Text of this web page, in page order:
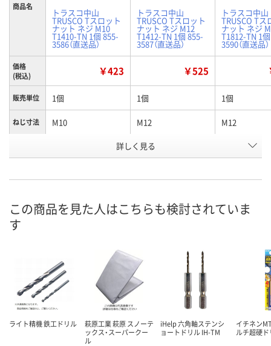
商品名
トラスコ中山
TRUSCO Tスロット
ナット ネジ M10
T1410-TN 1個 855-
3586（直送品）
トラスコ中山
TRUSCO Tスロット
ナット ネジ M12
T1412-TN 1個 855-
3587（直送品）
トラスコ中山
TRUSCO Tス
ナット ネジ
T1812-TN 1
3590（直送品）
価格
(税込)
￥423 ￥525
販売単位 1個 1個 1個
ねじ寸法 M10 M12 M12
M12
J108088 J108089 J109792
在庫 あり あり あり
お届け日
数量
カゴへ
数量
カゴへ カ
詳しく見る
この商品を見た人はこちらも検討されていま
す
ライト精機 鉄工ドリル
萩原工業 萩原 スノーテ
ックス・スーパークー
ル
iHelp 六角軸ステンシ
ョートドリル IH-TM
イチネン
ルチ超硬